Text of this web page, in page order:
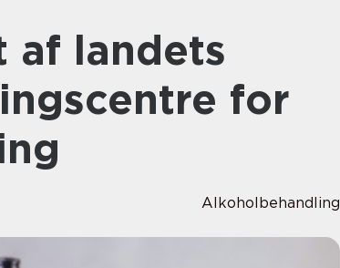
for
Alkoholbehandling